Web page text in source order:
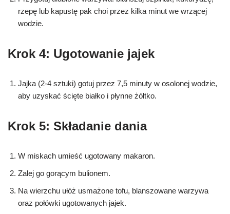
rzepę lub kapustę pak choi przez kilka minut we wrzącej
wodzie.
Krok 4: Ugotowanie jajek
Jajka (2-4 sztuki) gotuj przez 7,5 minuty w osolonej wodzie,
aby uzyskać ścięte białko i płynne żółtko.
Krok 5: Składanie dania
W miskach umieść ugotowany makaron.
Zalej go gorącym bulionem.
Na wierzchu ułóż usmażone tofu, blanszowane warzywa
oraz połówki ugotowanych jajek.